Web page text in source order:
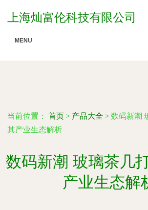
上海灿富伦科技有限公司
MENU
当前位置： 首页 > 产品大全 > 数码新潮
其产业生态解析
数码新潮 玻璃茶几
产业生态解